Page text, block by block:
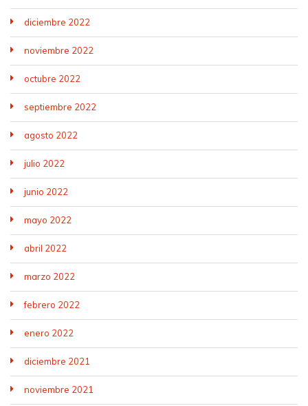
diciembre 2022
noviembre 2022
octubre 2022
septiembre 2022
agosto 2022
julio 2022
junio 2022
mayo 2022
abril 2022
marzo 2022
febrero 2022
enero 2022
diciembre 2021
noviembre 2021